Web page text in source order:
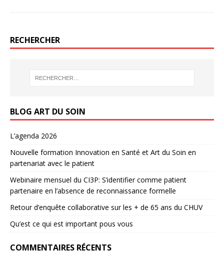
RECHERCHER
BLOG ART DU SOIN
L’agenda 2026
Nouvelle formation Innovation en Santé et Art du Soin en
partenariat avec le patient
Webinaire mensuel du CI3P: S’identifier comme patient
partenaire en l’absence de reconnaissance formelle
Retour d’enquête collaborative sur les + de 65 ans du CHUV
Qu’est ce qui est important pous vous
COMMENTAIRES RÉCENTS